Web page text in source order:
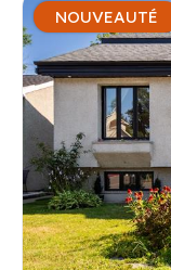
NOUVEAUTÉ